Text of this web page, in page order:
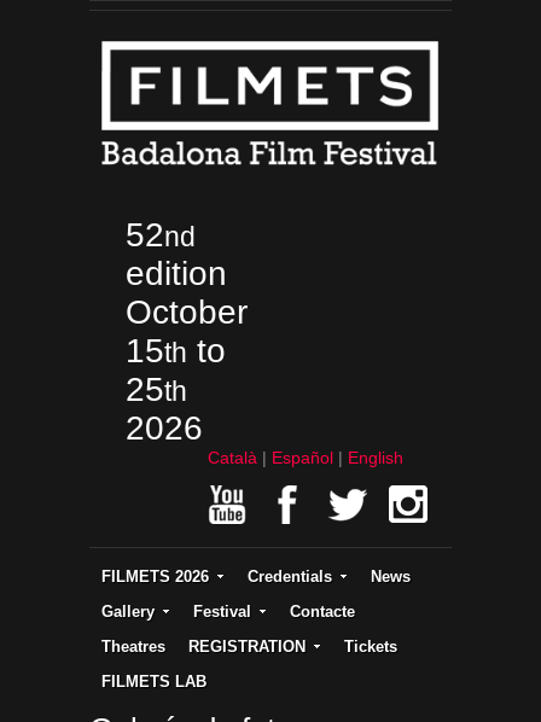
52nd
edition
October
15th to
25th
2026
Català Español English
FILMETS 2026 Credentials
News
Gallery
Festival
Contacte
Theatres
REGISTRATION
Tickets
FILMETS LAB